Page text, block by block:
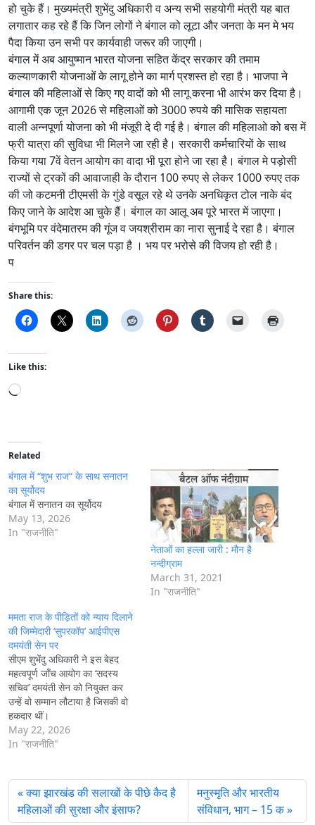
हो चुके हैं। मुख्यमंत्री शुभेंदु अधिकारी व अन्य सभी सहयोगी मंत्री यह बात
लगातार कह रहे हैं कि जिन लोगों ने बंगाल को लूटा और जनता के मन मे भय
पैदा किया उन सभी पर कार्यवाही जरूर की जाएगी।
बंगाल में अब आयुष्मान भारत योजना सहित केंद्र सरकार की तमाम
कल्याणकारी योजनाओं के लागू होने का मार्ग प्रशस्त हो रहा है। भाजपा ने
बंगाल की महिलाओं से किए गए वादों को भी लागू करना भी आरंभ कर दिया है।
आगामी एक जून 2026 से महिलाओं को 3000 रुपये की मासिक सहायता
वाली अन्नपूर्णा योजना को भी मंजूरी दे दी गई है। बंगाल की महिलाओ को बस में
फ्री यात्रा की सुविधा भी मिलने जा रही है। सरकारी कर्मचारियों के साथ
किया गया 7वें वेतन आयोग का वादा भी पूरा होने जा रहा है। बंगाल मे पड़ोसी
राज्यों से ट्रकों की आवाजाही के दौरान 100 रुपए से लेकर 1000 रुपए तक
की जो कटमनी टीएमसी के गुंडे वसूल रहे थे उनके अनधिकृत टोल नाके बंद
किए जाने के आदेश आ चुके हैं। बंगाल का आलू अब पूरे भारत में जाएगा।
बंगभूमि पर वंदेमातरम की गूंज व जयश्रीराम का नारा सुनाई दे रहा है। बंगाल
परिवर्तन की डगर पर चल पड़ा है । भय पर भरोसे की विजय हो रही है।
प
Share this:
Like this:
L
d
i
n
g
…
Related
बंगाल में “शुभ राज“ के साथ सनातन
का सूर्योदय
बंगाल में सनातन का सूर्योदय
May 13, 2026
In "राजनीति"
नेताओं का हल्ला जारी : मौन है
नन्दीग्राम
March 31, 2021
In "राजनीति"
ममता राज के पीड़ितों को न्याय दिलाने
की जिम्मेदारी ‘सुपरकॉप’ आईपीएस
दमयंती सेन पर
सीएम शुभेंदु अधिकारी ने इस बेहद
महत्वपूर्ण जाँच आयोग का ‘सदस्य
सचिव’ दमयंती सेन को नियुक्त कर
उन्हें वो सम्मान लौटाया है जिसकी वो
हकदार थीं।
May 22, 2026
In "राजनीति"
क्या झारखंड की सलाखों के पीछे कैद है
महिलाओं की सुरक्षा और इंसाफ?
मनुस्मृति और भारतीय
संविधान, भाग – 15 क